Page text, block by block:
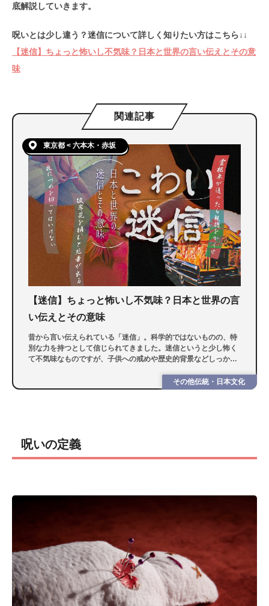
底解説していきます。
呪いとは少し違う？迷信について詳しく知りたい方はこちら↓↓
【迷信】ちょっと怖いし不気味？日本と世界の言い伝えとその意
味
関連記事
東京都 < 六本木・赤坂
【迷信】ちょっと怖いし不気味？日本と世界の言
い伝えとその意味
昔から言い伝えられている「迷信」。科学的ではないものの、特
別な力を持つとして信じられてきました。迷信というと少し怖く
て不気味なものですが、子供への戒めや歴史的背景などしっかり
その他伝統・日本文化
呪いの定義